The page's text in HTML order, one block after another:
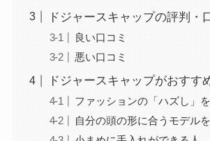
ドジャースキャップの評判・
良い口コミ
悪い口コミ
ドジャースキャップがおすす
ファッションの「ハズし」
自分の頭の形に合うモデル